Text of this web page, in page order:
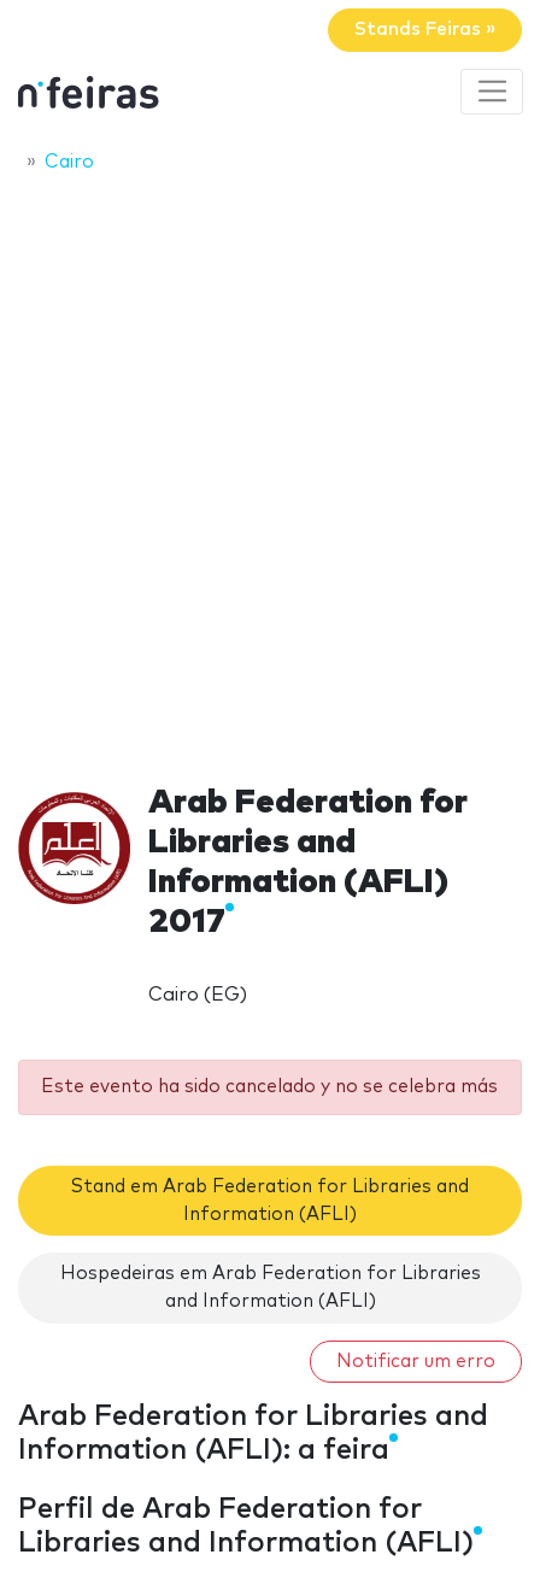
Stands Feiras »
Cairo
Arab Federation for
Libraries and
Information (AFLI)
2017
Cairo (EG)
Este evento ha sido cancelado y no se celebra más
Stand em Arab Federation for Libraries and
Information (AFLI)
Hospedeiras em Arab Federation for Libraries
and Information (AFLI)
Notificar um erro
Arab Federation for Libraries and
Information (AFLI): a feira
Perfil de Arab Federation for
Libraries and Information (AFLI)